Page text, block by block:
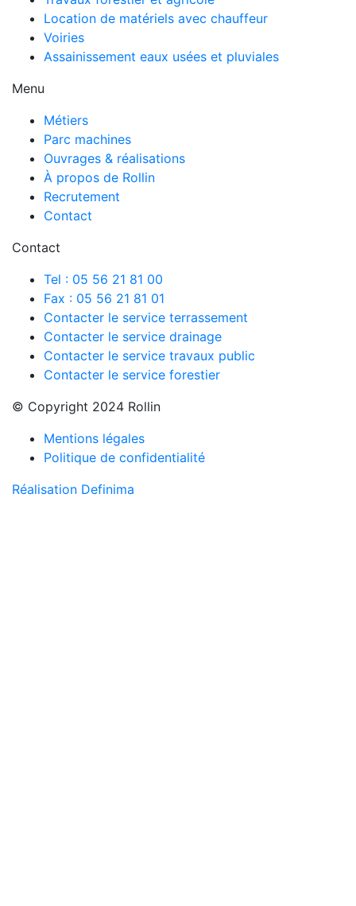
Location de matériels avec chauffeur
Voiries
Assainissement eaux usées et pluviales
Menu
Métiers
Parc machines
Ouvrages & réalisations
À propos de Rollin
Recrutement
Contact
Contact
Tel : 05 56 21 81 00
Fax : 05 56 21 81 01
Contacter le service terrassement
Contacter le service drainage
Contacter le service travaux public
Contacter le service forestier
© Copyright 2024 Rollin
Mentions légales
Politique de confidentialité
Réalisation Definima